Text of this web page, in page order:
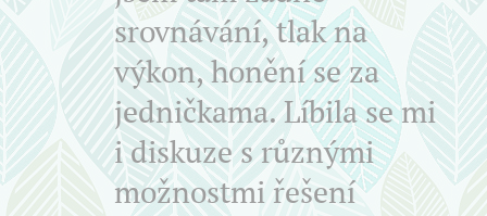
srovnávání, tlak na
výkon, honění se za
jedničkama. Líbila se mi
i diskuze s různými
možnostmi řešení